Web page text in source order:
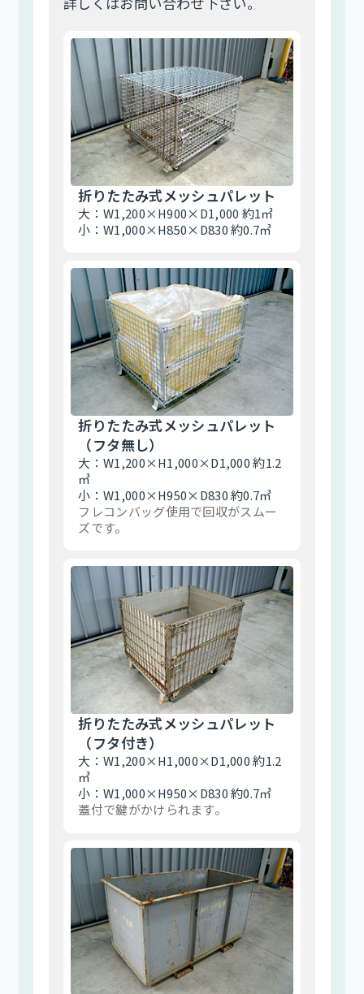
折りたたみ式メッシュパレット
大：W1,200×H900×D1,000 約1㎥
小：W1,000×H850×D830 約0.7㎥
折りたたみ式メッシュパレット
（フタ無し）
大：W1,200×H1,000×D1,000 約1.2
㎥
小：W1,000×H950×D830 約0.7㎥
フレコンバッグ使用で回収がスムー
ズです。
折りたたみ式メッシュパレット
（フタ付き）
大：W1,200×H1,000×D1,000 約1.2
㎥
小：W1,000×H950×D830 約0.7㎥
蓋付で鍵がかけられます。